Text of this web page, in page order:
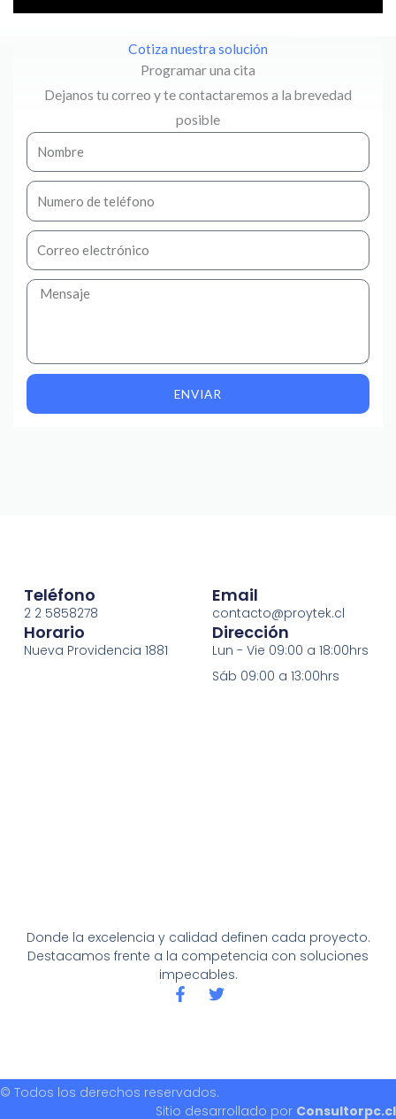
Cotiza nuestra solución
Programar una cita
Dejanos tu correo y te contactaremos a la brevedad
posible
ENVIAR
Donde la excelencia y calidad definen cada proyecto.
Destacamos frente a la competencia con soluciones
impecables.
F
a
o
k
T
r
Teléfono
2 2 5858278
Horario
Nueva Providencia 1881
Email
contacto@proytek.cl
Dirección
Lun - Vie 09:00 a 18:00hrs
Sáb 09:00 a 13:00hrs
© Todos los derechos reservados.
Sitio desarrollado por Consultorpc.cl